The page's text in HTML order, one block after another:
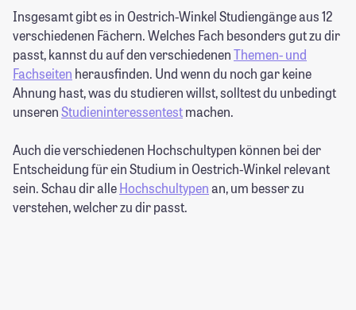
Insgesamt gibt es in Oestrich-Winkel Studiengänge aus 12
verschiedenen Fächern. Welches Fach besonders gut zu dir
passt, kannst du auf den verschiedenenThemen- und
Fachseiten herausfinden. Und wenn du noch gar keine
Ahnung hast, was du studieren willst, solltest du unbedingt
unserenStudieninteressentestmachen.
Auch die verschiedenen Hochschultypen können bei der
Entscheidung für ein Studium in Oestrich-Winkel relevant
sein. Schau dir alleHochschultypenan, um besser zu
verstehen, welcher zu dir passt.